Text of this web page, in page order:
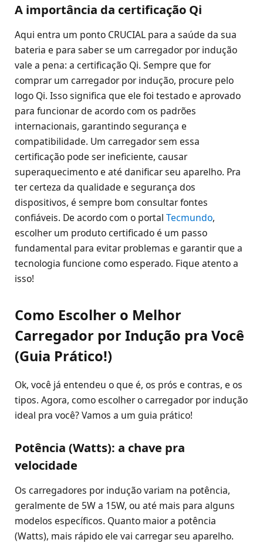
A importância da certificação Qi
Aqui entra um ponto CRUCIAL para a saúde da sua
bateria e para saber se um carregador por indução
vale a pena: a certificação Qi. Sempre que for
comprar um carregador por indução, procure pelo
logo Qi. Isso significa que ele foi testado e aprovado
para funcionar de acordo com os padrões
internacionais, garantindo segurança e
compatibilidade. Um carregador sem essa
certificação pode ser ineficiente, causar
superaquecimento e até danificar seu aparelho. Pra
ter certeza da qualidade e segurança dos
dispositivos, é sempre bom consultar fontes
confiáveis. De acordo com o portal Tecmundo,
escolher um produto certificado é um passo
fundamental para evitar problemas e garantir que a
tecnologia funcione como esperado. Fique atento a
isso!
Como Escolher o Melhor
Carregador por Indução pra Você
(Guia Prático!)
Ok, você já entendeu o que é, os prós e contras, e os
tipos. Agora, como escolher o carregador por indução
ideal pra você? Vamos a um guia prático!
Potência (Watts): a chave pra
velocidade
Os carregadores por indução variam na potência,
geralmente de 5W a 15W, ou até mais para alguns
modelos específicos. Quanto maior a potência
(Watts), mais rápido ele vai carregar seu aparelho.